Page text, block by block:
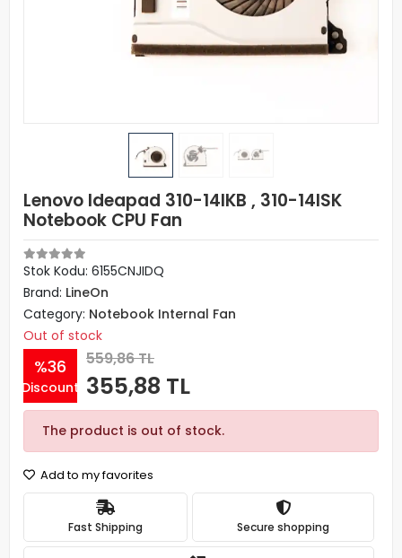
Lenovo Ideapad 310-14IKB , 310-14ISK
Notebook CPU Fan
Stok Kodu: 6155CNJIDQ
Brand: LineOn
Category: Notebook Internal Fan
Out of stock
%36
Discount
559,86 TL
355,88 TL
The product is out of stock.
Add to my favorites
Fast Shipping Secure shopping